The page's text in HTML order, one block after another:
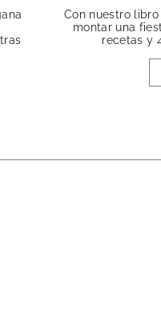
Con nuestro
montar una
recetas y